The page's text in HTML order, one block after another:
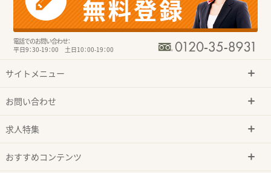
電話でのお問い合わせ：
平日9：30-19：00 土日10：00-19：00
サイトメニュー
お問い合わせ
求人特集
おすすめコンテンツ